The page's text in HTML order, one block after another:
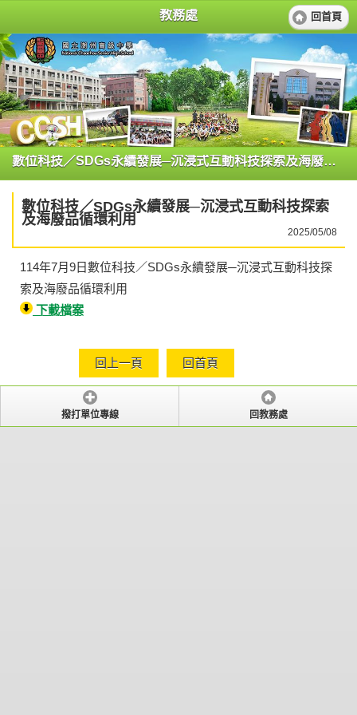
教務處 回首頁
數位科技／SDGs永續發展─沉浸式互動科技探索及海廢品循環利用
數位科技／SDGs永續發展─沉浸式互動科技探索
及海廢品循環利用
2025/05/08
114年7月9日數位科技／SDGs永續發展─沉浸式互動科技探
索及海廢品循環利用
下載檔案
回上一頁 回首頁
撥打單位專線 回教務處